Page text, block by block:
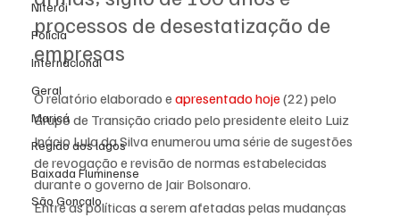
Niterói
Polícia
Internacional
Geral
Maricá
Região dos lagos
Baixada Fluminense
São Gonçalo
processos de desestatização de
empresas
O relatório elaborado e apresentado hoje (22) pelo
Grupo de Transição criado pelo presidente eleito Luiz
Inácio Lula da Silva enumerou uma série de sugestões
de revogação e revisão de normas estabelecidas
durante o governo de Jair Bolsonaro.
Entre as políticas a serem afetadas pelas mudanças